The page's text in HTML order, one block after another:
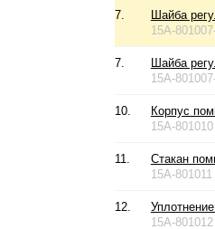
7.
Шайба
15A-
7.
Шайба
15A-
10.
Корпус
15A-801010
11.
Стакан
15A-801011
12.
15A-801012